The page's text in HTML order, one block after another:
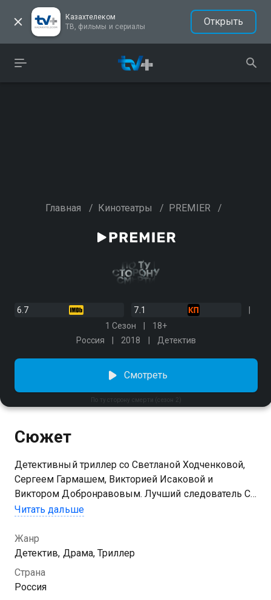
Казахтелеком
ТВ, фильмы и сериалы
Открыть
Главная / Кинотеатры / PREMIER /
6.7
7.1
1 Сезон
18+
Россия
2018 Детектив
По ту сторону смерти (сезон 2)
Смотреть
Сюжет
Детективный триллер со Светланой Ходченковой,
Сергеем Гармашем, Викторией Исаковой и
Виктором Добронравовым. Лучший следователь СК
Глеб Точилин собирается на пенсию, но сначала ему
исчезновении тела из морга. Ему помогает
сотрудница Института мозга Юлия Демина, которой
погибший спас жизнь. Из-за разницы в возрасте им
сложно найти общий язык. Но разногласия уходят на
Читать дальше
Жанр
Детектив, Драма, Триллер
Страна
Россия